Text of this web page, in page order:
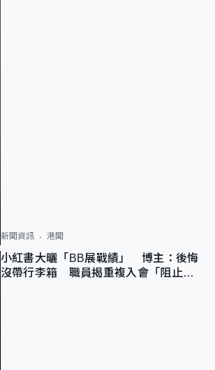
新聞資訊 港聞
小紅書大曬「BB展戰績」 博主：後悔
沒帶行李箱 職員揭重複入會「阻止唔